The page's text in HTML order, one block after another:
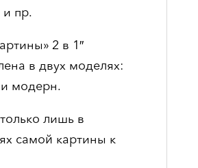
пр.
2 в 1″
в двух моделях:
и модерн.
лишь в
самой картины к